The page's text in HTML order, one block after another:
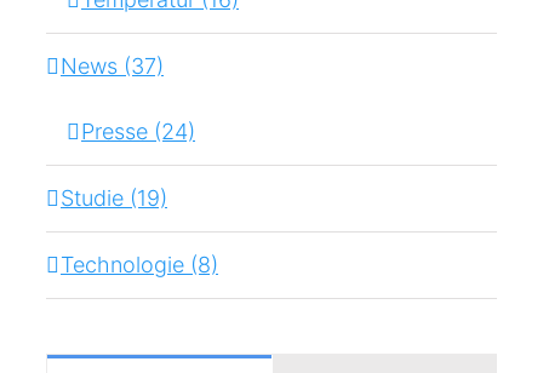
News (37)
Presse (24)
Studie (19)
Technologie (8)